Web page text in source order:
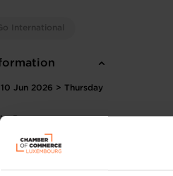
International
Jun 2026 > Thursday
Box